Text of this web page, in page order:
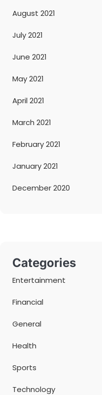
August 2021
July 2021
June 2021
May 2021
April 2021
March 2021
February 2021
January 2021
December 2020
Categories
Entertainment
Financial
General
Health
Sports
Technology